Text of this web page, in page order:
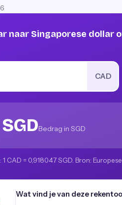
naar Singaporese dollar
CAD
Bedrag in SGD
CAD = 0,918047 SGD. Bron:
Wat vind je van deze